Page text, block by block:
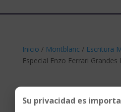
Inicio / Montblanc / Escritura
Especial Enzo Ferrari Grandes
Su privacidad es